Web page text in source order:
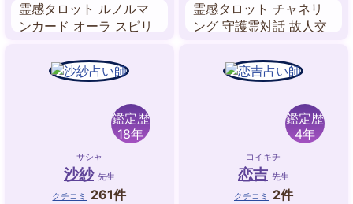
霊感タロット ルノルマ
ンカード オーラ スピリ
ャネリング
霊感タロット チャネリ
ング 守護霊対話 故人交
ルマンカード
鑑定歴
18年
サシャ
沙紗 先生
クチコミ
261件
鑑定歴
4年
コイキチ
恋吉 先生
クチコミ
2件